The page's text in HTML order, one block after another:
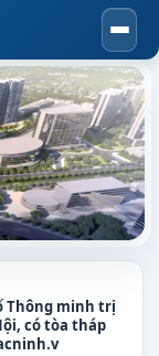
Thông minh trị
có tòa tháp